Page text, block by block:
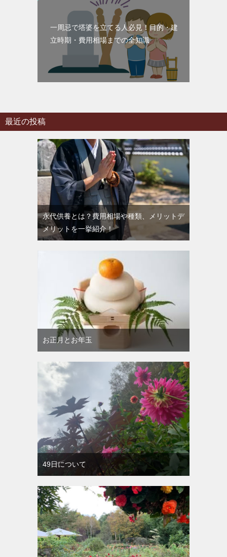
一周忌で塔婆を立てる人必見！目的・建
立時期・費用相場までの全知識
最近の投稿
永代供養とは？費用相場や種類、メリットデ
メリットを一挙紹介！
お正月とお年玉
49日について